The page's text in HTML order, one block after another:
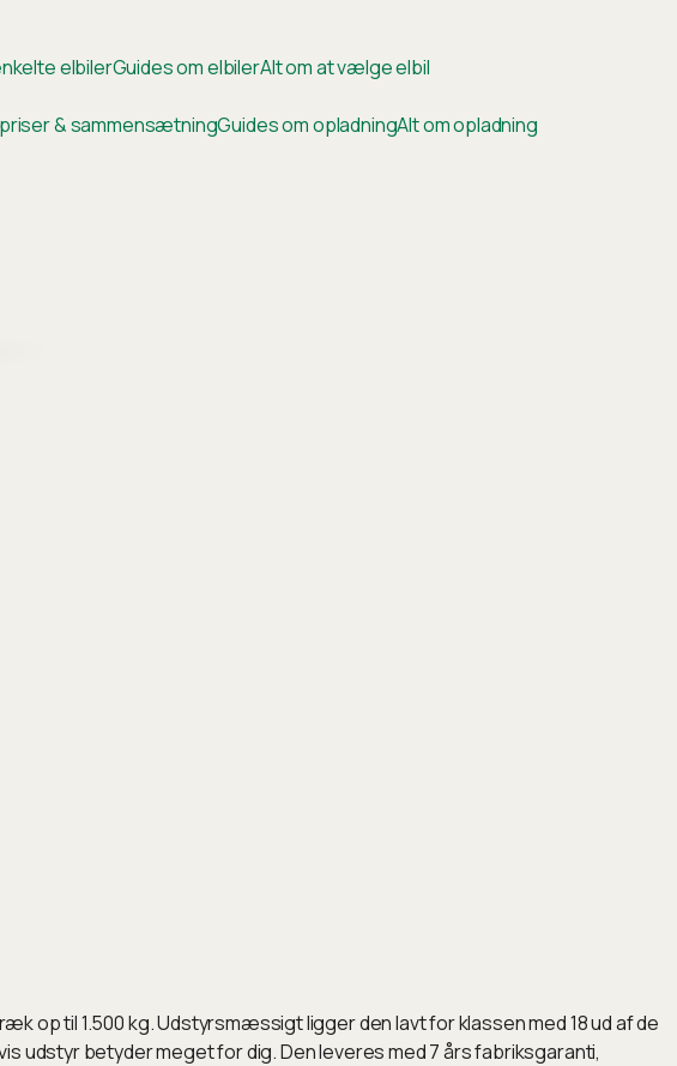
elbilerGuides om elbilerAlt om at vælge elbil
& sammensætningGuides om opladningAlt om opladning
op til 1.500 kg. Udstyrsmæssigt ligger den lavt for klassen med 18 ud af de
udstyr betyder meget for dig. Den leveres med 7 års fabriksgaranti,